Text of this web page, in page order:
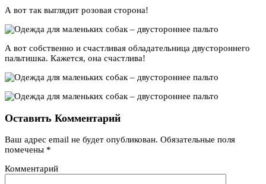
А вот так выглядит розовая сторона!
А вот собственно и счастливая обладательница двустороннего
пальтишка. Кажется, она счастлива!
Оставить Комментарий
Ваш адрес email не будет опубликован. Обязательные поля
помечены *
Комментарий